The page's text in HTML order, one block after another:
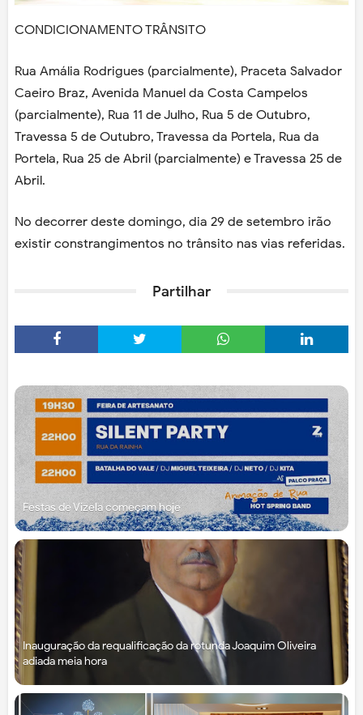
CONDICIONAMENTO TRÂNSITO
Rua Amália Rodrigues (parcialmente), Praceta Salvador
Caeiro Braz, Avenida Manuel da Costa Campelos
(parcialmente), Rua 11 de Julho, Rua 5 de Outubro,
Travessa 5 de Outubro, Travessa da Portela, Rua da
Portela, Rua 25 de Abril (parcialmente) e Travessa 25 de
Abril.
No decorrer deste domingo, dia 29 de setembro irão
existir constrangimentos no trânsito nas vias referidas.
Partilhar
Festas de Vizela começam hoje
Inauguração da requalificação da rotunda Joaquim Oliveira
adiada meia hora